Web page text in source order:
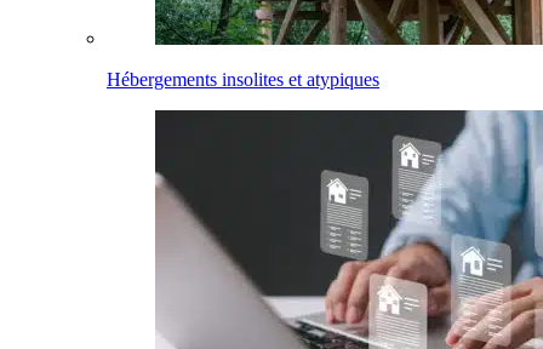
Hébergements insolites et atypiques